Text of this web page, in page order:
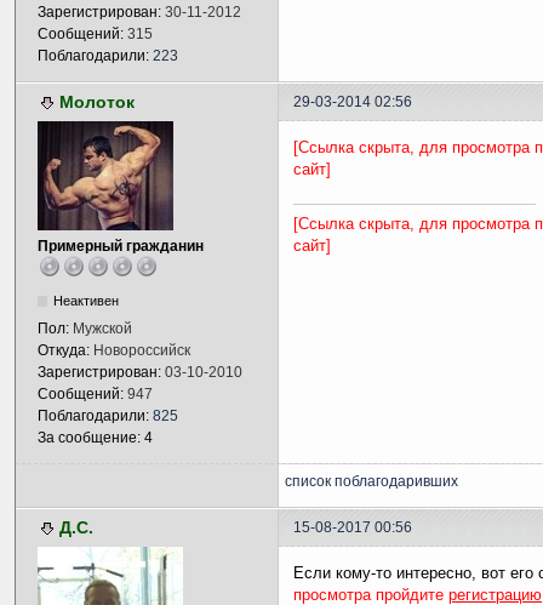
Зарегистрирован: 30-11-2012
Сообщений: 315
Поблагодарили: 223
Молоток 29-03-2014 02:56
Примерный гражданин
Неактивен
Пол: Мужской
Откуда: Новороссийск
Зарегистрирован: 03-10-2010
Сообщений: 947
Поблагодарили: 825
За сообщение: 4
[Ссылка скрыта, для просмотра
сайт]
[Ссылка скрыта, для просмотра
сайт]
список поблагодаривших
Д.С. 15-08-2017 00:56
Если кому-то интересно, вот его
просмотра пройдите регистрацию